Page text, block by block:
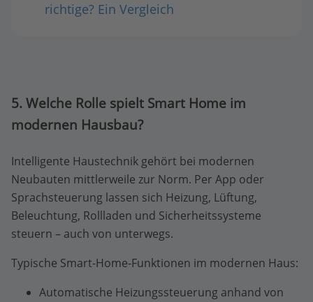
richtige? Ein Vergleich
5. Welche Rolle spielt Smart Home im
modernen Hausbau?
Intelligente Haustechnik gehört bei modernen
Neubauten mittlerweile zur Norm. Per App oder
Sprachsteuerung lassen sich Heizung, Lüftung,
Beleuchtung, Rollladen und Sicherheitssysteme
steuern – auch von unterwegs.
Typische Smart-Home-Funktionen im modernen Haus:
Automatische Heizungssteuerung anhand von